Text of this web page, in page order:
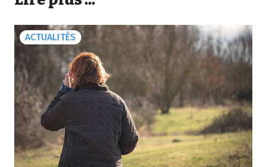
ACTUALITÉS